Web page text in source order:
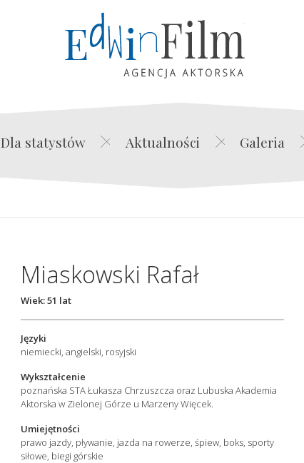
Edwin Film
Dla statystów Aktualności Galeria
Miaskowski Rafał
Wiek: 51 lat
Języki
niemiecki, angielski, rosyjski
Wykształcenie
poznańska STA Łukasza Chrzuszcza oraz Lubuska Akademia
Aktorska w Zielonej Górze u Marzeny Więcek.
Umiejętności
prawo jazdy, pływanie, jazda na rowerze, śpiew, boks, sporty
siłowe, biegi górskie